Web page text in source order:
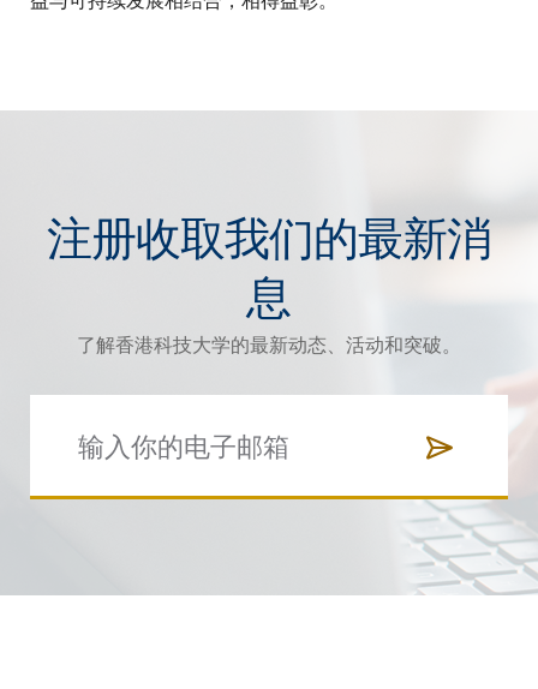
注册收取我们的最新消
息
了解香港科技大学的最新动态、活动和突破。